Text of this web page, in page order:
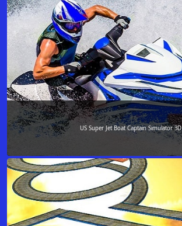
US Super Jet Boat Captain Simulator 3D